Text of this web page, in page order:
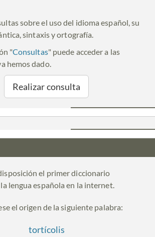
sobre el uso del idioma español, su
sintaxis y ortografía.
"Consultas" puede acceder a las
hemos dado.
Realizar consulta
el primer diccionario
lengua española en la internet.
el origen de la siguiente palabra:
tortícolis